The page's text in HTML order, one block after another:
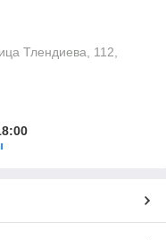
Тлендиева, 112,